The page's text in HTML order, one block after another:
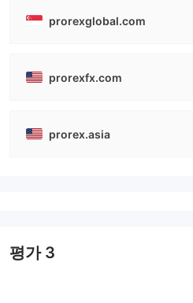
prorexglobal.com
prorexfx.com
prorex.asia
평가3